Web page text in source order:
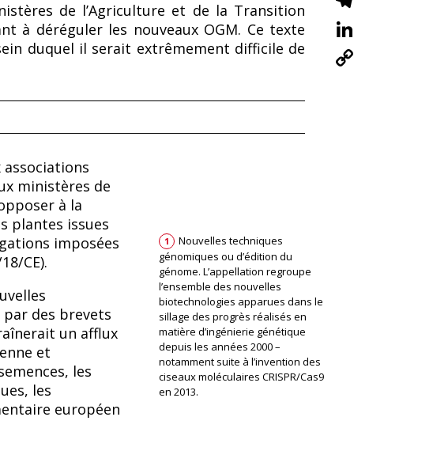
de l’Agriculture et de la Transition
à déréguler les nouveaux OGM. Ce texte
duquel il serait extrêmement difficile de
ministères de
à la
plantes issues
imposées
CE).
des brevets
un afflux
et
les
les
européen
1
Nouvelles techniques
génomiques ou d’édition du
génome. L’appellation regroupe
l’ensemble des nouvelles
biotechnologies apparues dans le
sillage des progrès réalisés en
matière d’ingénierie génétique
depuis les années 2000 –
notamment suite à l’invention des
ciseaux moléculaires CRISPR/Cas9
en 2013.